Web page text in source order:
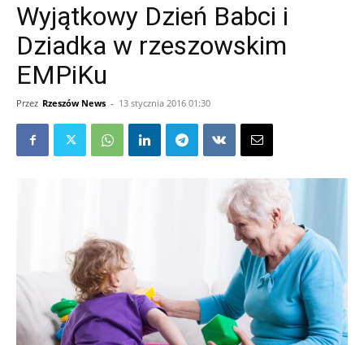
Wyjątkowy Dzień Babci i
Dziadka w rzeszowskim
EMPiKu
Przez Rzeszów News - 13 stycznia 2016 01:30